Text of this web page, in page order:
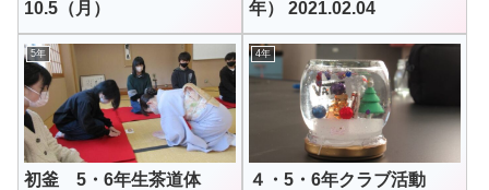
10.5（月）
年） 2021.02.04
5年
初釜 5・6年生茶道体
4年
４・5・6年クラブ活動